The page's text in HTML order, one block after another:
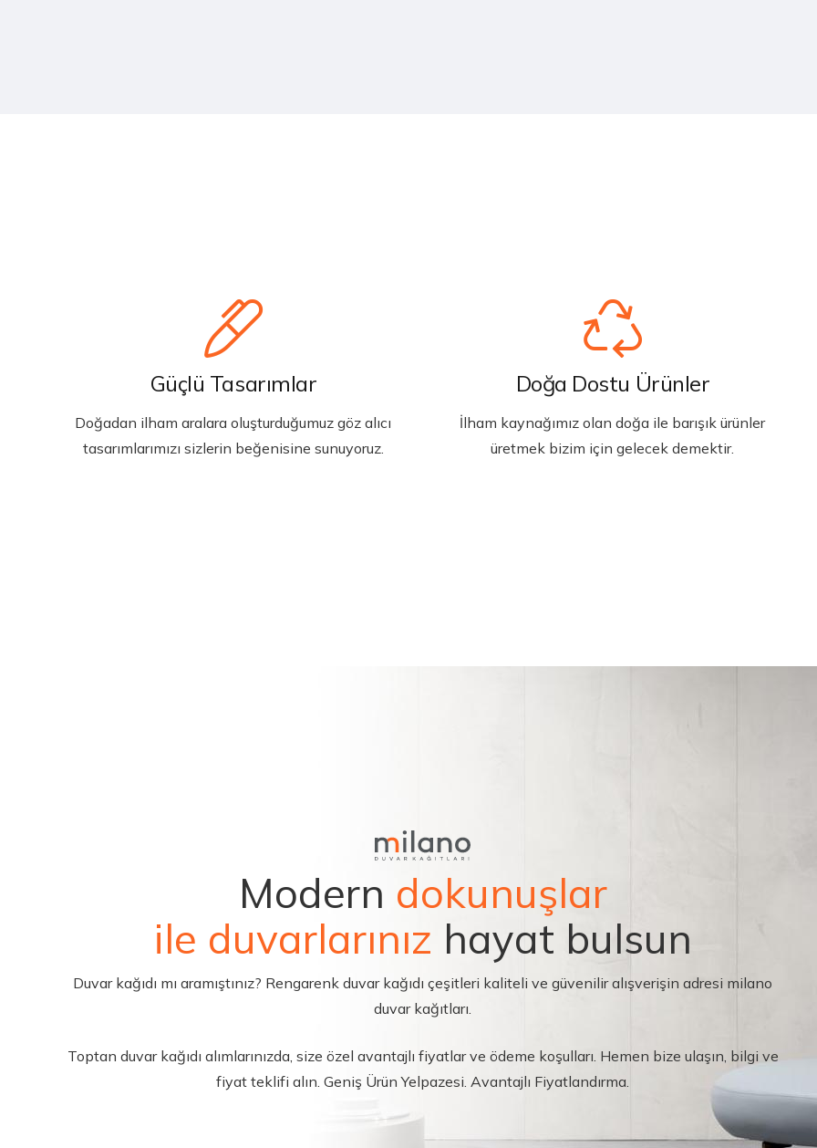
Güçlü Tasarımlar
Doğadan ilham aralara oluşturduğumuz göz alıcı
tasarımlarımızı sizlerin beğenisine sunuyoruz.
Doğa Dostu Ürünler
İlham kaynağımız olan doğa ile barışık ürünler
üretmek bizim için gelecek demektir.
Modern dokunuşlar
ile duvarlarınız hayat bulsun
Duvar kağıdı mı aramıştınız? Rengarenk duvar kağıdı çeşitleri kaliteli ve güvenilir alışverişin adresi milano
duvar kağıtları.
Toptan duvar kağıdı alımlarınızda, size özel avantajlı fiyatlar ve ödeme koşulları. Hemen bize ulaşın, bilgi ve
fiyat teklifi alın. Geniş Ürün Yelpazesi. Avantajlı Fiyatlandırma.